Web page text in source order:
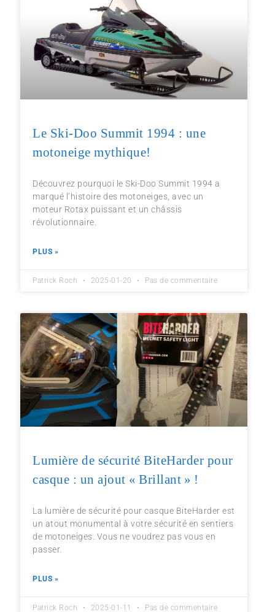
Le Ski-Doo Summit 1994 : une
motoneige mythique!
Découvrez pourquoi le Ski-Doo Summit 1994 a
marqué l’histoire des motoneiges, avec un
moteur Rotax puissant et un châssis
révolutionnaire.
PLUS »
Patrick Roch 2025-01-20 Pas de commentaire
Lumière de sécurité BiteHarder pour
casque : un ajout « Brillant » !
La lumière de sécurité pour casque BiteHarder est
un atout monumental à votre sécurité en sentiers
de motoneiges. Vous ne voudrez pas vous en
passer.
PLUS »
Patrick Roch 2025-01-11 Pas de commentaire